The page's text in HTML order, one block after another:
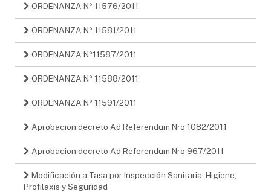
ORDENANZA Nº 11576/2011
ORDENANZA Nº 11581/2011
ORDENANZA Nº11587/2011
ORDENANZA Nº 11588/2011
ORDENANZA Nº 11591/2011
Aprobacion decreto Ad Referendum Nro 1082/2011
Aprobacion decreto Ad Referendum Nro 967/2011
Modificación a Tasa por Inspección Sanitaria, Higiene,
Profilaxis y Seguridad